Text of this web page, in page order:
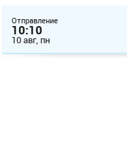
Отправление
10:10
10 авг, пн